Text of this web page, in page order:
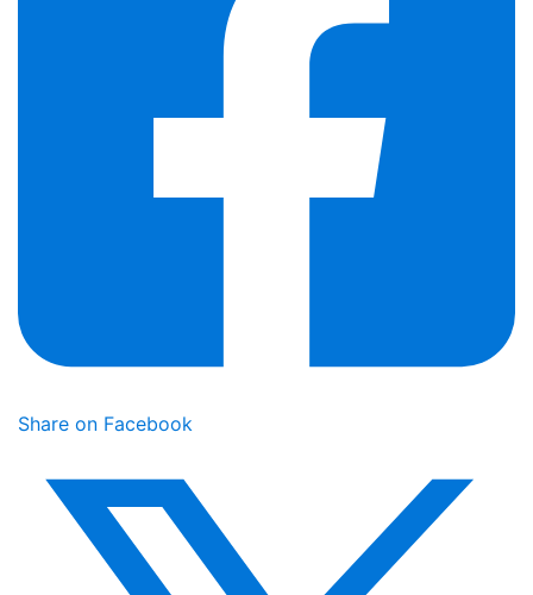
Share on Facebook